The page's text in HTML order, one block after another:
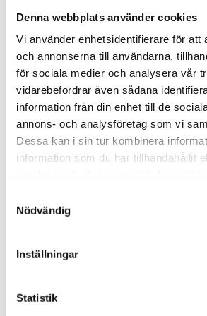
Denna webbplats använder cookies
Vi använder enhetsidentifierare för att
och annonserna till användarna,
för sociala medier och analysera vår
vidarebefordrar även sådana
information från din enhet till de
annons- och analysföretag som vi
Dessa kan i sin tur kombinera
information som du har tillhandahållit
Nödvändig
Inställningar
Statistik
TypeError:
function at
https://webshop.pressbyran.se/
b1763451a2186f9e.js:1:11050 at
(<anonymous>) at K
(https://webshop.pressbyran.se/
b1763451a2186f9e.js:1:10836) at lk
(https://webshop.pressbyran.se/
b241200379730ac0.js:1:129835) at i
(https://webshop.pressbyran.se/
(https://webshop.pressbyran.se/
https://webshop.pressbyran.se/
b241200379730ac0.js:1:167872 at uI
(https://webshop.pressbyran.se/
b241200379730ac0.js:1:167879) at uE
(https://webshop.pressbyran.se/